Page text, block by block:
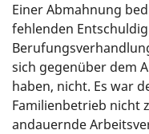
Einer Abmahnung
fehlenden
sich gegenüber dem
haben, nicht. Es war
Familienbetrieb nicht
andauernde